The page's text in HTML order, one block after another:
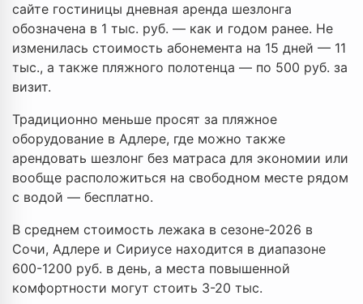
сайте гостиницы дневная аренда шезлонга
обозначена в 1 тыс. руб. — как и годом ранее. Не
изменилась стоимость абонемента на 15 дней — 11
тыс., а также пляжного полотенца — по 500 руб. за
визит.
Традиционно меньше просят за пляжное
оборудование в Адлере, где можно также
арендовать шезлонг без матраса для экономии или
вообще расположиться на свободном месте рядом
с водой — бесплатно.
В среднем стоимость лежака в сезоне-2026 в
Сочи, Адлере и Сириусе находится в диапазоне
600-1200 руб. в день, а места повышенной
комфортности могут стоить 3-20 тыс.